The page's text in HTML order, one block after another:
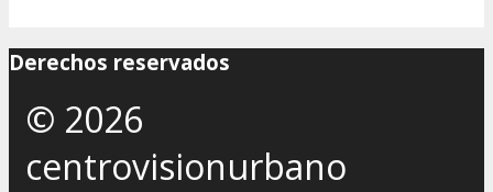
Derechos reservados
© 2026
centrovisionurbano